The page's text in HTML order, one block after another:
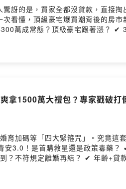
訝的是，買家全都沒貸款，直接
懂，頂級豪宅爆買潮背後的房市新
萬成常態？頂級豪宅跟著漲？ ✔
拿1500萬大禮包？專家戳破
加碼等「四大緊箍咒」。究竟這
？不符規定離婚再結？ ✔ 年齡+